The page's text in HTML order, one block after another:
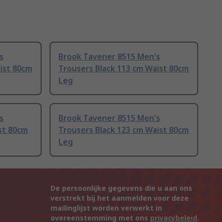
80cm
Brook Tavener 8515 Men's
Trousers Black 113 cm Waist 80cm
Leg
80cm
Brook Tavener 8515 Men's
Trousers Black 123 cm Waist 80cm
Leg
De persoonlijke gegevens die u aan ons
verstrekt bij het aanmelden voor deze
mailinglijst worden verwerkt in
overeenstemming met ons privacybeleid.